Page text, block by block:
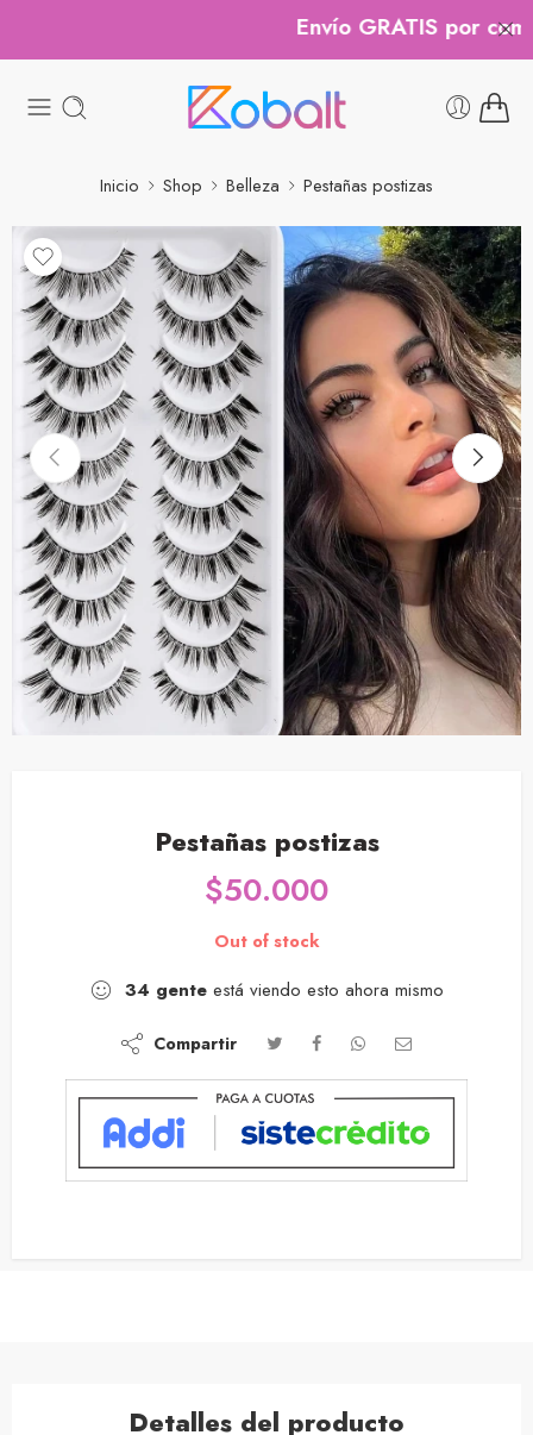
Envío GRATIS por
Inicio Shop Belleza Pestañas postizas
Pestañas postizas
$50.000
Out of stock
34 gente está viendo esto ahora mismo
Compartir
Detalles del producto